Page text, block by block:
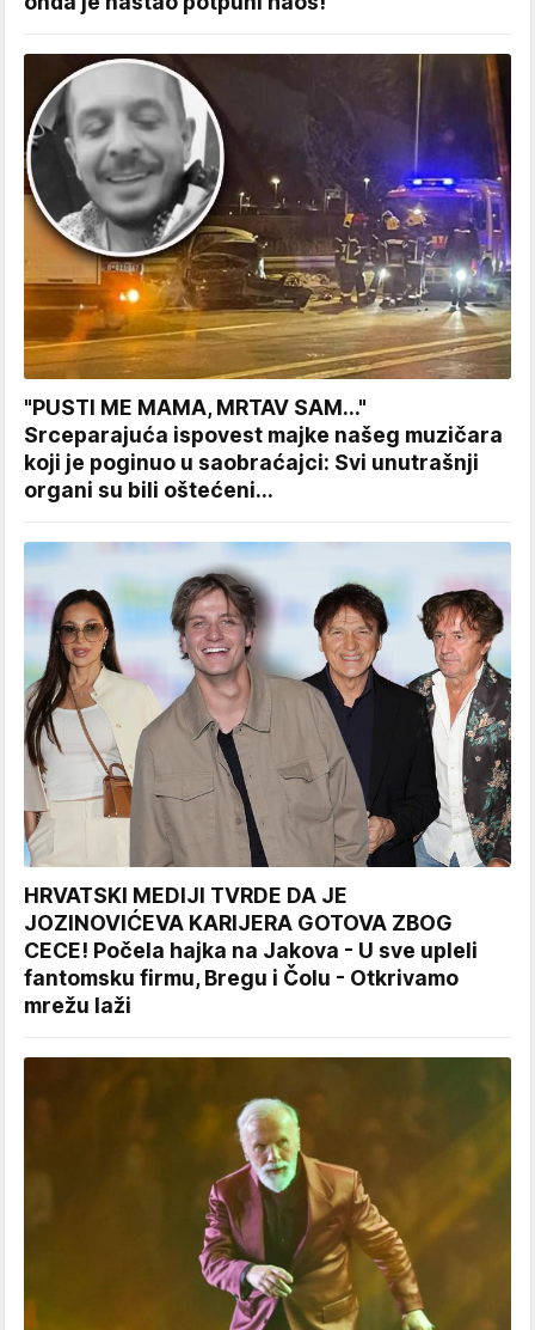
"PUSTI ME MAMA, MRTAV SAM..."
Srceparajuća ispovest majke našeg muzičara
koji je poginuo u saobraćajci: Svi unutrašnji
organi su bili oštećeni...
HRVATSKI MEDIJI TVRDE DA JE
JOZINOVIĆEVA KARIJERA GOTOVA ZBOG
CECE! Počela hajka na Jakova - U sve upleli
fantomsku firmu, Bregu i Čolu - Otkrivamo
mrežu laži